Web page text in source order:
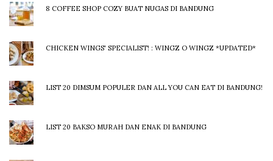
8 COFFEE SHOP COZY BUAT NUGAS DI BANDUNG
CHICKEN WINGS' SPECIALIST! : WINGZ O WINGZ *UPDATED*
LIST 20 DIMSUM POPULER DAN ALL YOU CAN EAT DI BANDUNG!
LIST 20 BAKSO MURAH DAN ENAK DI BANDUNG